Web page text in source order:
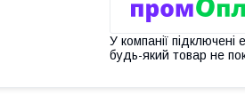
У компанії
будь-який товар не